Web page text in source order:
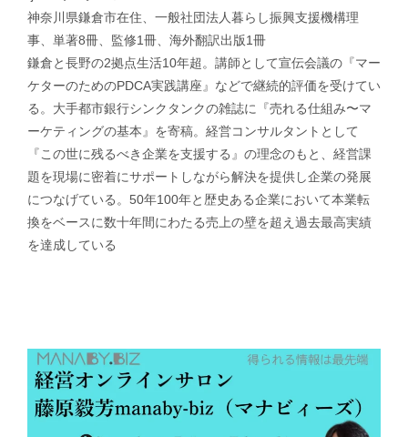
神奈川県鎌倉市在住、一般社団法人暮らし振興支援機構理
事、単著8冊、監修1冊、海外翻訳出版1冊
鎌倉と長野の2拠点生活10年超。講師として宣伝会議の『マー
ケターのためのPDCA実践講座』などで継続的評価を受けてい
る。大手都市銀行シンクタンクの雑誌に『売れる仕組み〜マ
ーケティングの基本』を寄稿。経営コンサルタントとして
『この世に残るべき企業を支援する』の理念のもと、経営課
題を現場に密着にサポートしながら解決を提供し企業の発展
につなげている。50年100年と歴史ある企業において本業転
換をベースに数十年間にわたる売上の壁を超え過去最高実績
を達成している